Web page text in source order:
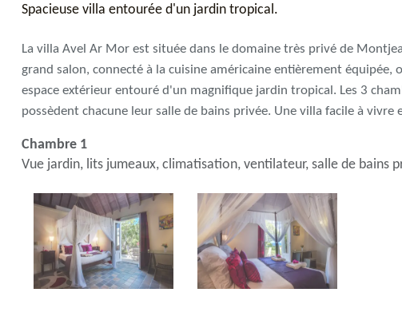
Spacieuse villa entourée d'un jardin tropical.
La villa Avel Ar Mor est située dans le domaine très privé de
grand salon, connecté à la cuisine américaine entièrement équipée,
espace extérieur entouré d'un magnifique jardin tropical. Les 3
possèdent chacune leur salle de bains privée. Une villa facile à vivre
Chambre 1
Vue jardin, lits jumeaux, climatisation, ventilateur, salle de bains